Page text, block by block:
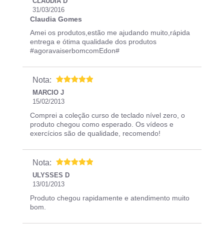
31/03/2016
Claudia Gomes
Amei os produtos,estão me ajudando muito,rápida
entrega e ótima qualidade dos produtos
#agoravaiserbomcomEdon#
Nota:
MARCIO J
15/02/2013
Comprei a coleção curso de teclado nível zero, o
produto chegou como esperado. Os vídeos e
exercícios são de qualidade, recomendo!
Nota:
ULYSSES D
13/01/2013
Produto chegou rapidamente e atendimento muito
bom.